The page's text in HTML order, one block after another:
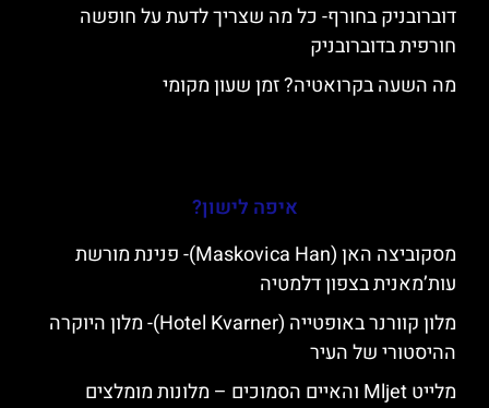
דוברובניק בחורף- כל מה שצריך לדעת על חופשה
חורפית בדוברובניק
מה השעה בקרואטיה? זמן שעון מקומי
איפה לישון?
מסקוביצה האן (Maskovica Han)- פנינת מורשת
עות’מאנית בצפון דלמטיה
מלון קוורנר באופטייה (Hotel Kvarner)- מלון היוקרה
ההיסטורי של העיר
מלייט Mljet והאיים הסמוכים – מלונות מומלצים